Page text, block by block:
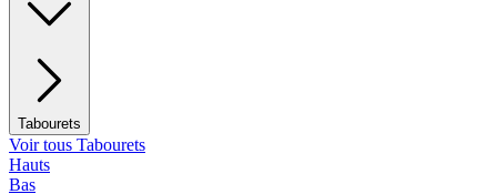
Tabourets
Voir tous Tabourets
Hauts
Bas